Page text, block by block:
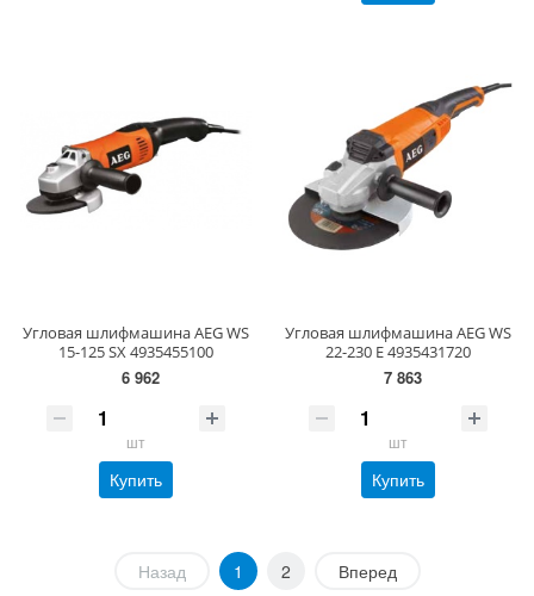
Угловая шлифмашина AEG WS
15-125 SX 4935455100
6 962
шт
Купить
Угловая шлифмашина AEG WS
22-230 E 4935431720
7 863
шт
Купить
Назад 1 2 Вперед